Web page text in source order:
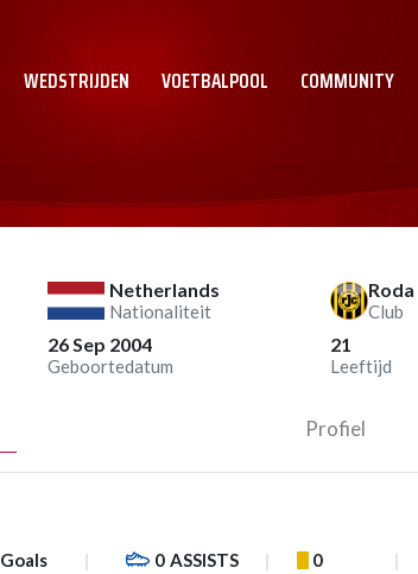
WEDSTRIJDEN VOETBALPOOL COMMUNITY
Netherlands
Nationaliteit Club
26 Sep 2004
Geboortedatum
21
Leeftijd
Profiel
Goals 0 ASSISTS 0